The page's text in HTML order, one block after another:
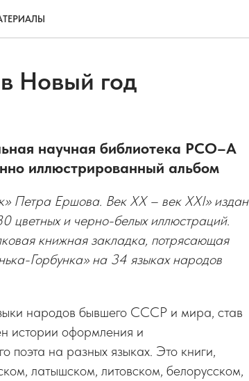
Новый год
научная библиотека РСО–А
иллюстрированный альбом
Петра Ершова. Век XX – век XXI» издан
цветных и черно-белых иллюстраций.
книжная закладка, потрясающая
Горбунка» на 34 языках народов
народов бывшего СССР и мира, став
истории оформления и
поэта на разных языках. Это книги,
латышском, литовском, белорусском,